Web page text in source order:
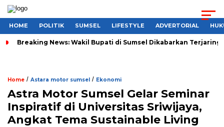
HOME POLITIK SUMSEL LIFESTYLE ADVERTORIAL
Breaking News: Wakil Bupati di Sumsel Dikabarkan Terjaring
Home / Astara motor sumsel / Ekonomi
Astra Motor Sumsel Gelar Seminar
Inspiratif di Universitas Sriwijaya,
Angkat Tema Sustainable Living